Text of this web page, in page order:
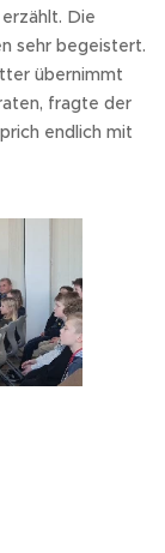
Die
sehr begeistert.
übernimmt
fragte der
endlich mit